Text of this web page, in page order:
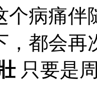
个病痛
，都会再
只要是